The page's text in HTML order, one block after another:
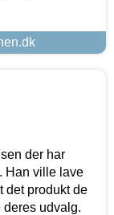
der har
Han ville lave
det produkt de
deres udvalg.